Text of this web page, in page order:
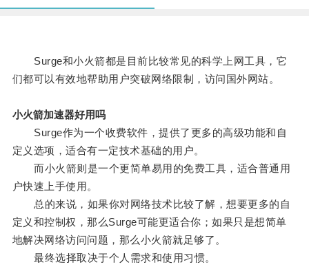
Surge和小火箭都是目前比较常见的科学上网工具，它
们都可以有效地帮助用户突破网络限制，访问国外网站。
小火箭加速器好用吗
Surge作为一个收费软件，提供了更多的高级功能和自
定义选项，适合有一定技术基础的用户。
而小火箭则是一个更简单易用的免费工具，适合普通用
户快速上手使用。
总的来说，如果你对网络技术比较了解，想要更多的自
定义和控制权，那么Surge可能更适合你；如果只是想简单
地解决网络访问问题，那么小火箭就足够了。
最终选择取决于个人需求和使用习惯。